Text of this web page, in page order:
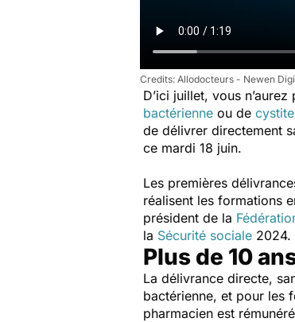
Allodocteurs - Newen
D’ici juillet, vous
bactérienne ou de cystite
de délivrer directement
ce mardi 18 juin.
Les premières
réalisent les formations
président de la
la Sécurité sociale 2024.
Plus de 10
La délivrance directe,
bactérienne, et pour les
pharmacien est